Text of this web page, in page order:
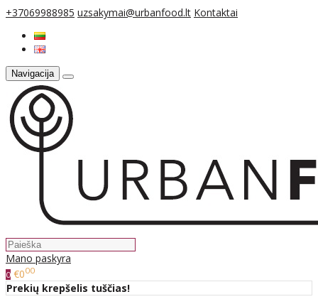
+37069988985 uzsakymai@urbanfood.lt Kontaktai
Navigacija
Mano paskyra
0 €000
Prekių krepšelis tuščias!